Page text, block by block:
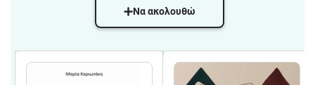
Να ακολουθώ